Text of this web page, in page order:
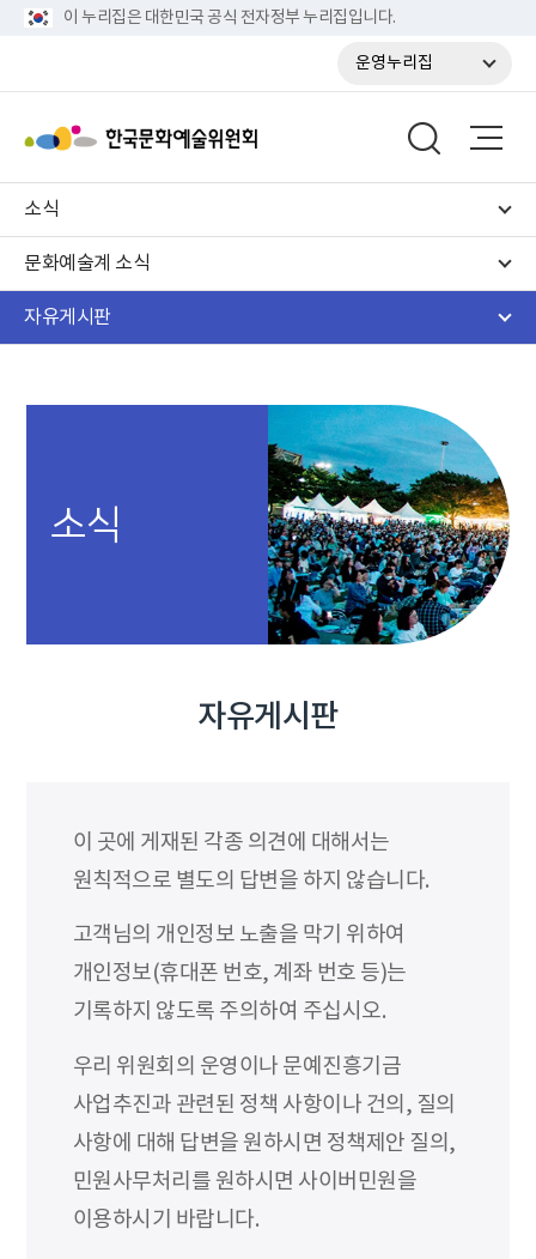
이 누리집은 대한민국 공식 전자정부 누리집입니다.
운영누리집
소식
문화예술계 소식
자유게시판
소식
자유게시판
이 곳에 게재된 각종 의견에 대해서는
원칙적으로 별도의 답변을 하지 않습니다.
고객님의 개인정보 노출을 막기 위하여
개인정보(휴대폰 번호, 계좌 번호 등)는
기록하지 않도록 주의하여 주십시오.
우리 위원회의 운영이나 문예진흥기금
사업추진과 관련된 정책 사항이나 건의, 질의
사항에 대해 답변을 원하시면 정책제안 질의,
민원사무처리를 원하시면 사이버민원을
이용하시기 바랍니다.